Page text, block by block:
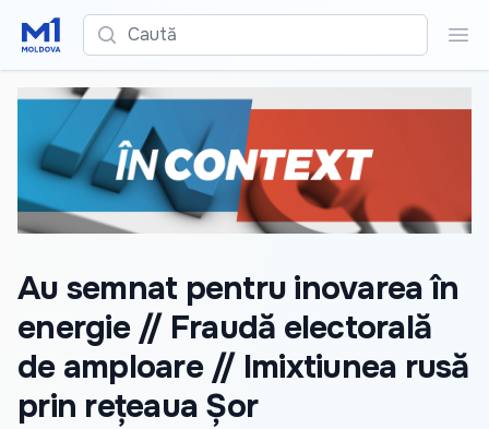
Caută
Au semnat pentru inovarea în
energie // Fraudă electorală
de amploare // Imixtiunea rusă
prin rețeaua Șor